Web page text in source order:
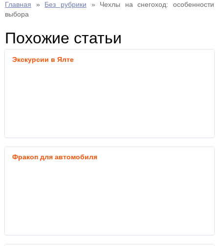
Главная » Без рубрики » Чехлы на снегоход: особенности
выбора
Похожие статьи
Экскурсии в Ялте
Фракоп для автомобиля